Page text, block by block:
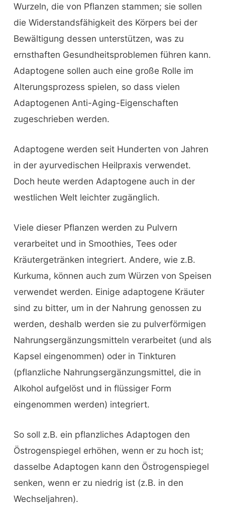
Wurzeln, die von Pflanzen stammen; sie sollen
die Widerstandsfähigkeit des Körpers bei der
Bewältigung dessen unterstützen, was zu
ernsthaften Gesundheitsproblemen führen kann.
Adaptogene sollen auch eine große Rolle im
Alterungsprozess spielen, so dass vielen
Adaptogenen Anti-Aging-Eigenschaften
zugeschrieben werden.
Adaptogene werden seit Hunderten von Jahren
in der ayurvedischen Heilpraxis verwendet.
Doch heute werden Adaptogene auch in der
westlichen Welt leichter zugänglich.
Viele dieser Pflanzen werden zu Pulvern
verarbeitet und in Smoothies, Tees oder
Kräutergetränken integriert. Andere, wie z.B.
Kurkuma, können auch zum Würzen von Speisen
verwendet werden. Einige adaptogene Kräuter
sind zu bitter, um in der Nahrung genossen zu
werden, deshalb werden sie zu pulverförmigen
Nahrungsergänzungsmitteln verarbeitet (und als
Kapsel eingenommen) oder in Tinkturen
(pflanzliche Nahrungsergänzungsmittel, die in
Alkohol aufgelöst und in flüssiger Form
eingenommen werden) integriert.
So soll z.B. ein pflanzliches Adaptogen den
Östrogenspiegel erhöhen, wenn er zu hoch ist;
dasselbe Adaptogen kann den Östrogenspiegel
senken, wenn er zu niedrig ist (z.B. in den
Wechseljahren).